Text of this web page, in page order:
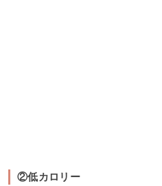
②低カロリー